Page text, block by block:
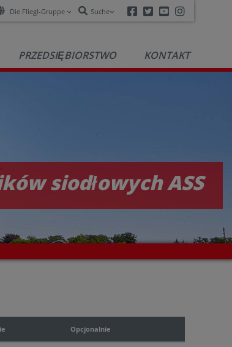
Die Fliegl-Gruppe Suche Facebook
TwitterYoutube
PRZEDSIĘBIORSTWO KONTAKT
siodłowych ASS
Opcjonalnie